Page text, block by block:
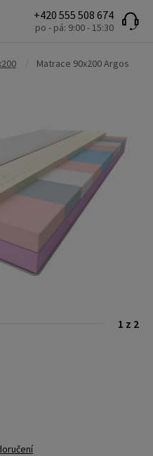
+420 555 508 674
po - pá: 9:00 - 15:30
Matrace 90x200 Argos
1 z 2